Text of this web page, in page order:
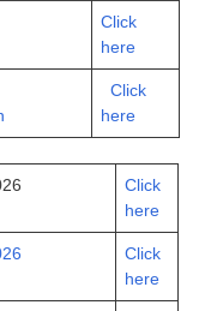
Click
here
Click
here
Cli­ck
here
Click
here